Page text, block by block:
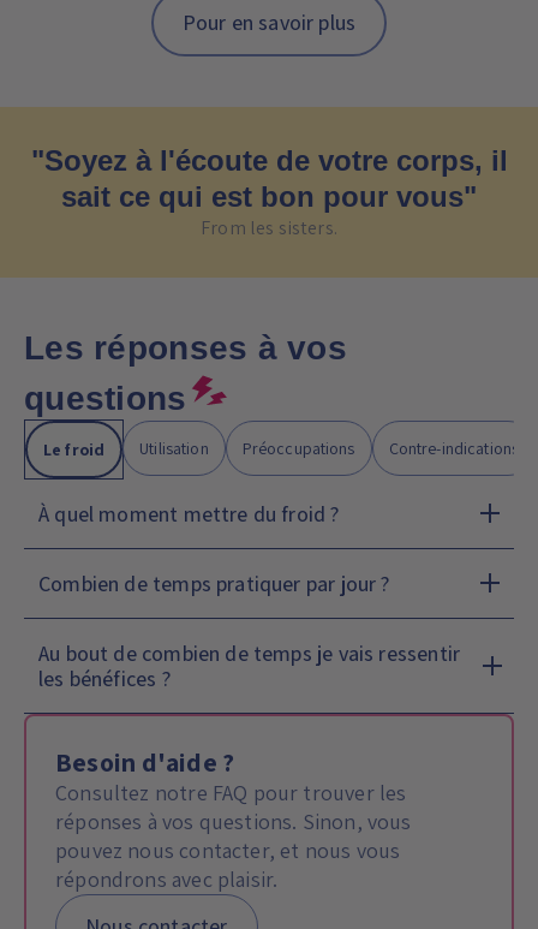
Pour en savoir plus
"Soyez à l'écoute de votre corps, il
sait ce qui est bon pour vous"
From les sisters.
Besoin d'aide ?
Consultez notre FAQ pour trouver les
réponses à vos questions. Sinon, vous
pouvez nous contacter, et nous vous
répondrons avec plaisir.
Les réponses à vos
questions
Le froid Utilisation Préoccupations Contre-indications
À quel moment mettre du froid ?
Combien de temps pratiquer par jour ?
Au bout de combien de temps je vais ressentir
les bénéfices ?